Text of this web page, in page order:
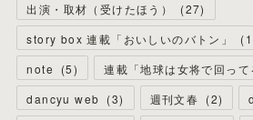
出演・取材（受けたほう）
(27)
story box 連載「おいしいのバトン」
(1
note
(5) 連載「地球は女将で回って
dancyu web (3) 週刊文春 (2)